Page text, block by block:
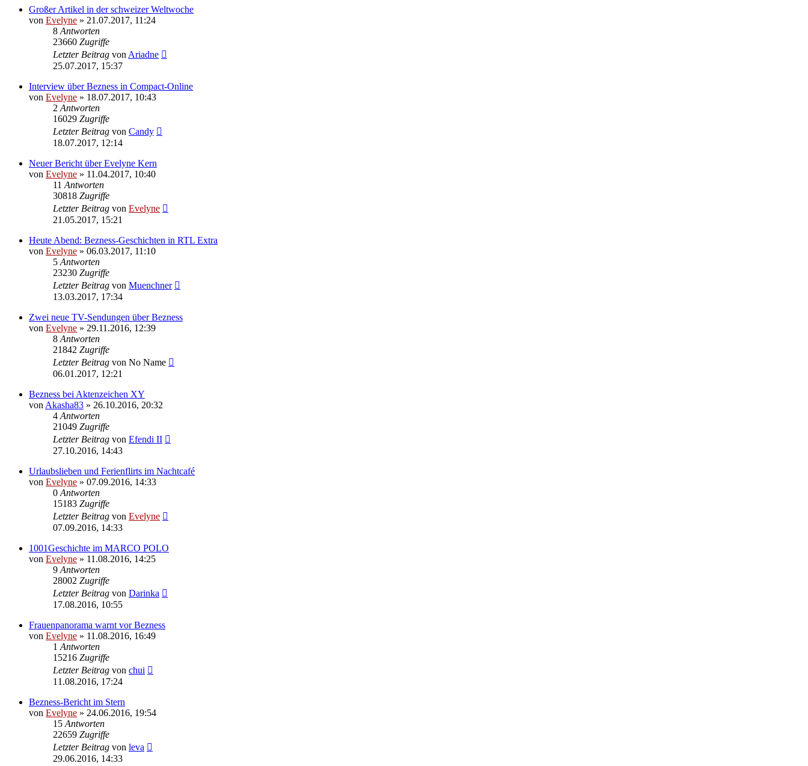
Großer Artikel in der schweizer Weltwoche
von Evelyne » 21.07.2017, 11:24
8 Antworten
23660 Zugriffe
Letzter Beitrag von Ariadne
25.07.2017, 15:37
Interview über Bezness in Compact-Online
von Evelyne » 18.07.2017, 10:43
2 Antworten
16029 Zugriffe
Letzter Beitrag von Candy
18.07.2017, 12:14
Neuer Bericht über Evelyne Kern
von Evelyne » 11.04.2017, 10:40
11 Antworten
30818 Zugriffe
Letzter Beitrag von Evelyne
21.05.2017, 15:21
Heute Abend: Bezness-Geschichten in RTL Extra
von Evelyne » 06.03.2017, 11:10
5 Antworten
23230 Zugriffe
Letzter Beitrag von Muenchner
13.03.2017, 17:34
Zwei neue TV-Sendungen über Bezness
von Evelyne » 29.11.2016, 12:39
8 Antworten
21842 Zugriffe
Letzter Beitrag von No Name
06.01.2017, 12:21
Bezness bei Aktenzeichen XY
von Akasha83 » 26.10.2016, 20:32
4 Antworten
21049 Zugriffe
Letzter Beitrag von Efendi II
27.10.2016, 14:43
Urlaubslieben und Ferienflirts im Nachtcafé
von Evelyne » 07.09.2016, 14:33
0 Antworten
15183 Zugriffe
Letzter Beitrag von Evelyne
07.09.2016, 14:33
1001Geschichte im MARCO POLO
von Evelyne » 11.08.2016, 14:25
9 Antworten
28002 Zugriffe
Letzter Beitrag von Darinka
17.08.2016, 10:55
Frauenpanorama warnt vor Bezness
von Evelyne » 11.08.2016, 16:49
1 Antworten
15216 Zugriffe
Letzter Beitrag von chui
11.08.2016, 17:24
Bezness-Bericht im Stern
von Evelyne » 24.06.2016, 19:54
15 Antworten
22659 Zugriffe
Letzter Beitrag von leva
29.06.2016, 14:33